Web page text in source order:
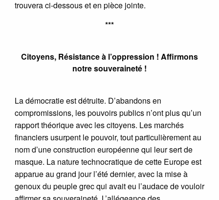
trouvera ci-dessous et en pièce jointe.
***
Citoyens, Résistance à l’oppression ! Affirmons
notre souveraineté !
La démocratie est détruite. D’abandons en
compromissions, les pouvoirs publics n’ont plus qu’un
rapport théorique avec les citoyens. Les marchés
financiers usurpent le pouvoir, tout particulièrement au
nom d’une construction européenne qui leur sert de
masque. La nature technocratique de cette Europe est
apparue au grand jour l’été dernier, avec la mise à
genoux du peuple grec qui avait eu l’audace de vouloir